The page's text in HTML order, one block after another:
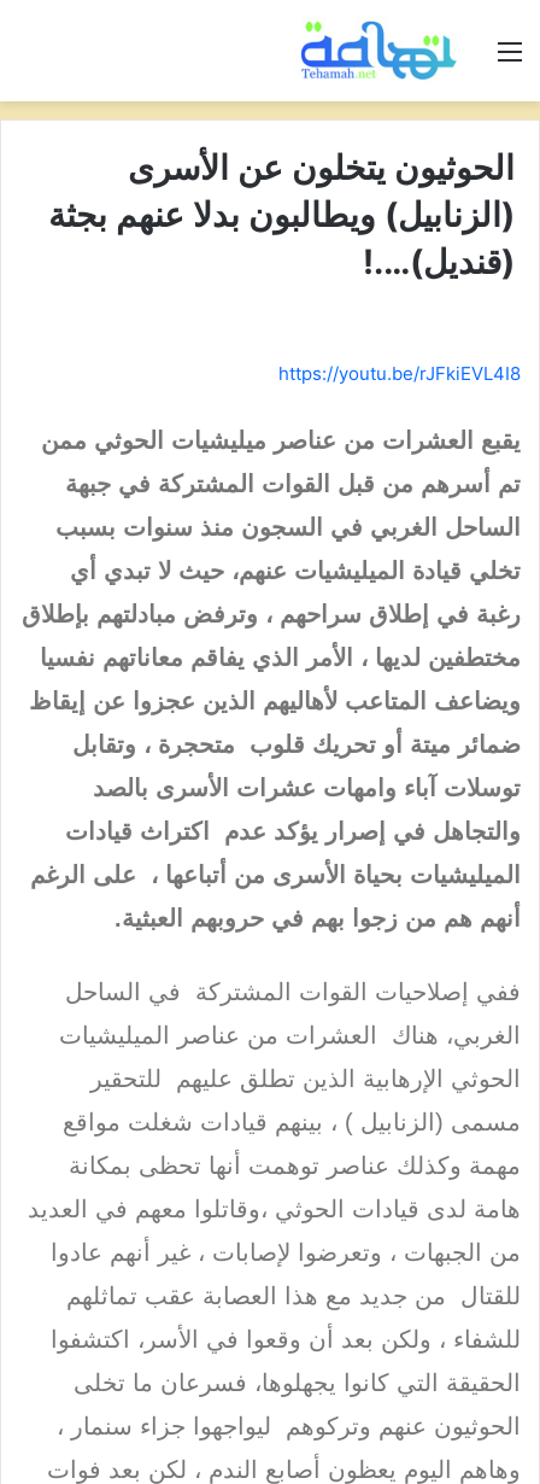
القائمة
الحوثيون يتخلون عن الأسرى
(الزنابيل) ويطالبون بدلا عنهم بجثة
(قنديل)….!
https://youtu.be/rJFkiEVL4I8
يقبع العشرات من عناصر ميليشيات الحوثي ممن
تم أسرهم من قبل القوات المشتركة في جبهة
الساحل الغربي في السجون منذ سنوات بسبب
تخلي قيادة الميليشيات عنهم، حيث لا تبدي أي
رغبة في إطلاق سراحهم ، وترفض مبادلتهم بإطلاق
مختطفين لديها ، الأمر الذي يفاقم معاناتهم نفسيا
ويضاعف المتاعب لأهاليهم الذين عجزوا عن إيقاظ
ضمائر ميتة أو تحريك قلوب متحجرة ، وتقابل
توسلات آباء وامهات عشرات الأسرى بالصد
والتجاهل في إصرار يؤكد عدم اكتراث قيادات
الميليشيات بحياة الأسرى من أتباعها ، على الرغم
أنهم هم من زجوا بهم في حروبهم العبثية.
ففي إصلاحيات القوات المشتركة في الساحل
الغربي، هناك العشرات من عناصر الميليشيات
الحوثي الإرهابية الذين تطلق عليهم للتحقير
مسمى (الزنابيل ) ، بينهم قيادات شغلت مواقع
مهمة وكذلك عناصر توهمت أنها تحظى بمكانة
هامة لدى قيادات الحوثي ،وقاتلوا معهم في العديد
من الجبهات ، وتعرضوا لإصابات ، غير أنهم عادوا
للقتال من جديد مع هذا العصابة عقب تماثلهم
للشفاء ، ولكن بعد أن وقعوا في الأسر، اكتشفوا
الحقيقة التي كانوا يجهلوها، فسرعان ما تخلى
الحوثيون عنهم وتركوهم ليواجهوا جزاء سنمار ،
وهاهم اليوم يعظون أصابع الندم ، لكن بعد فوات